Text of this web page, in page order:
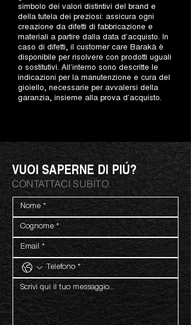
simbolo dei valori distintivi del brand e
della tutela dei preziosi: assicura ogni
creazione da difetti di fabbricazione e
materiali a partire dalla data d’acquisto. In
caso di difetti, il customer care Barakà è
disponibile per risolvere con prodotti uguali
o sostitutivi. All’interno sono descritte le
indicazioni per la manutenzione e cura del
gioiello, necessarie per avvalersi della
garanzia, insieme alla prova d’acquisto.
VUOI SAPERNE DI PIÚ?
CONTATTACI SUBITO.